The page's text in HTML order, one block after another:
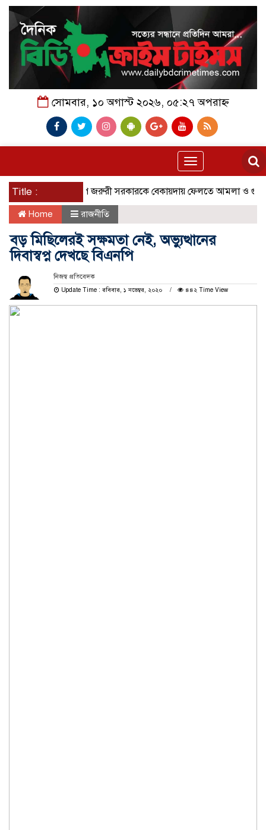
সোমবার, ১০ অগাস্ট ২০২৬, ০৫:২৭ অপরাহ্ন
Toggle
navigation
Title :
সংস্থার পদক্ষেপ জরুরী সরকারকে বেকায়দায় ফেলতে আমলা ও গুপ্ত
Home রাজনীতি
বড় মিছিলেরই সক্ষমতা নেই, অভ্যুত্থানের
দিবাস্বপ্ন দেখছে বিএনপি
নিজস্ব প্রতিবেদক
Update Time : রবিবার, ১ নভেম্বর, ২০২০
৪৪২ Time View